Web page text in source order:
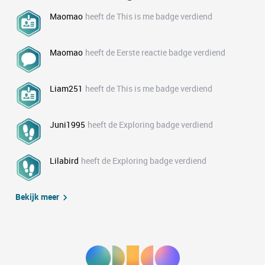
Maomao heeft de This is me badge verdiend
Maomao heeft de Eerste reactie badge verdiend
Liam251 heeft de This is me badge verdiend
Juni1995 heeft de Exploring badge verdiend
Lilabird heeft de Exploring badge verdiend
Bekijk meer